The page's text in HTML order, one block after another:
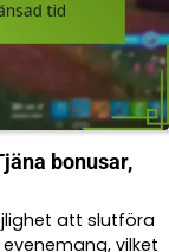
bonusar,
att slutföra
vilket